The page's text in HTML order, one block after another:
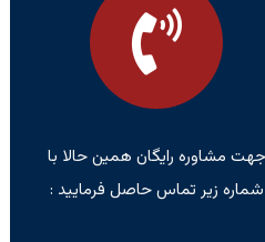
جهت مشاوره رایگان همین حالا با
شماره زیر تماس حاصل فرمایید :